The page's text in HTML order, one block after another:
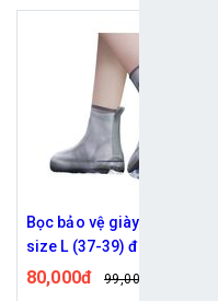
Bọc bảo vệ giày đi mưa
size XL (40-42) đế nổi làm
dày chống trơn trượt mài
80,000đ 99,000đ